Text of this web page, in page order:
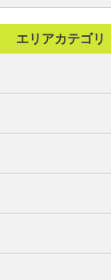
エリアカテゴリ